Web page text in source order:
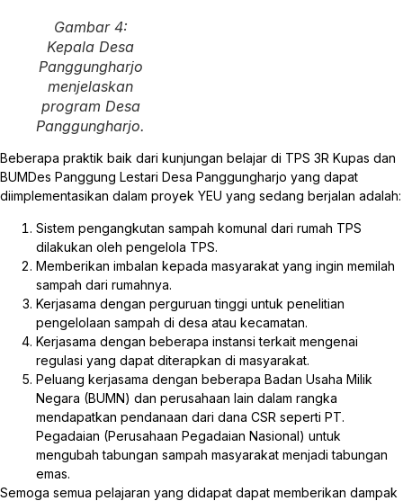
Gambar 4:
Kepala Desa
Panggungharjo
menjelaskan
program Desa
Panggungharjo.
Beberapa praktik baik dari kunjungan belajar di TPS 3R Kupas dan
BUMDes Panggung Lestari Desa Panggungharjo yang dapat
diimplementasikan dalam proyek YEU yang sedang berjalan adalah:
Sistem pengangkutan sampah komunal dari rumah TPS
dilakukan oleh pengelola TPS.
Memberikan imbalan kepada masyarakat yang ingin memilah
sampah dari rumahnya.
Kerjasama dengan perguruan tinggi untuk penelitian
pengelolaan sampah di desa atau kecamatan.
Kerjasama dengan beberapa instansi terkait mengenai
regulasi yang dapat diterapkan di masyarakat.
Peluang kerjasama dengan beberapa Badan Usaha Milik
Negara (BUMN) dan perusahaan lain dalam rangka
mendapatkan pendanaan dari dana CSR seperti PT.
Pegadaian (Perusahaan Pegadaian Nasional) untuk
mengubah tabungan sampah masyarakat menjadi tabungan
emas.
Semoga semua pelajaran yang didapat dapat memberikan dampak